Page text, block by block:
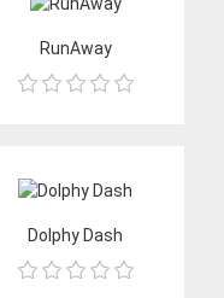
RunAway
Dolphy Dash